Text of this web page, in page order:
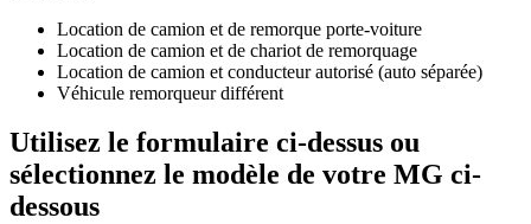
Location de camion et de remorque porte-voiture
Location de camion et de chariot de remorquage
Location de camion et conducteur autorisé (auto séparée)
Véhicule remorqueur différent
Utilisez le formulaire ci-dessus ou
sélectionnez le modèle de votre MG ci-
dessous